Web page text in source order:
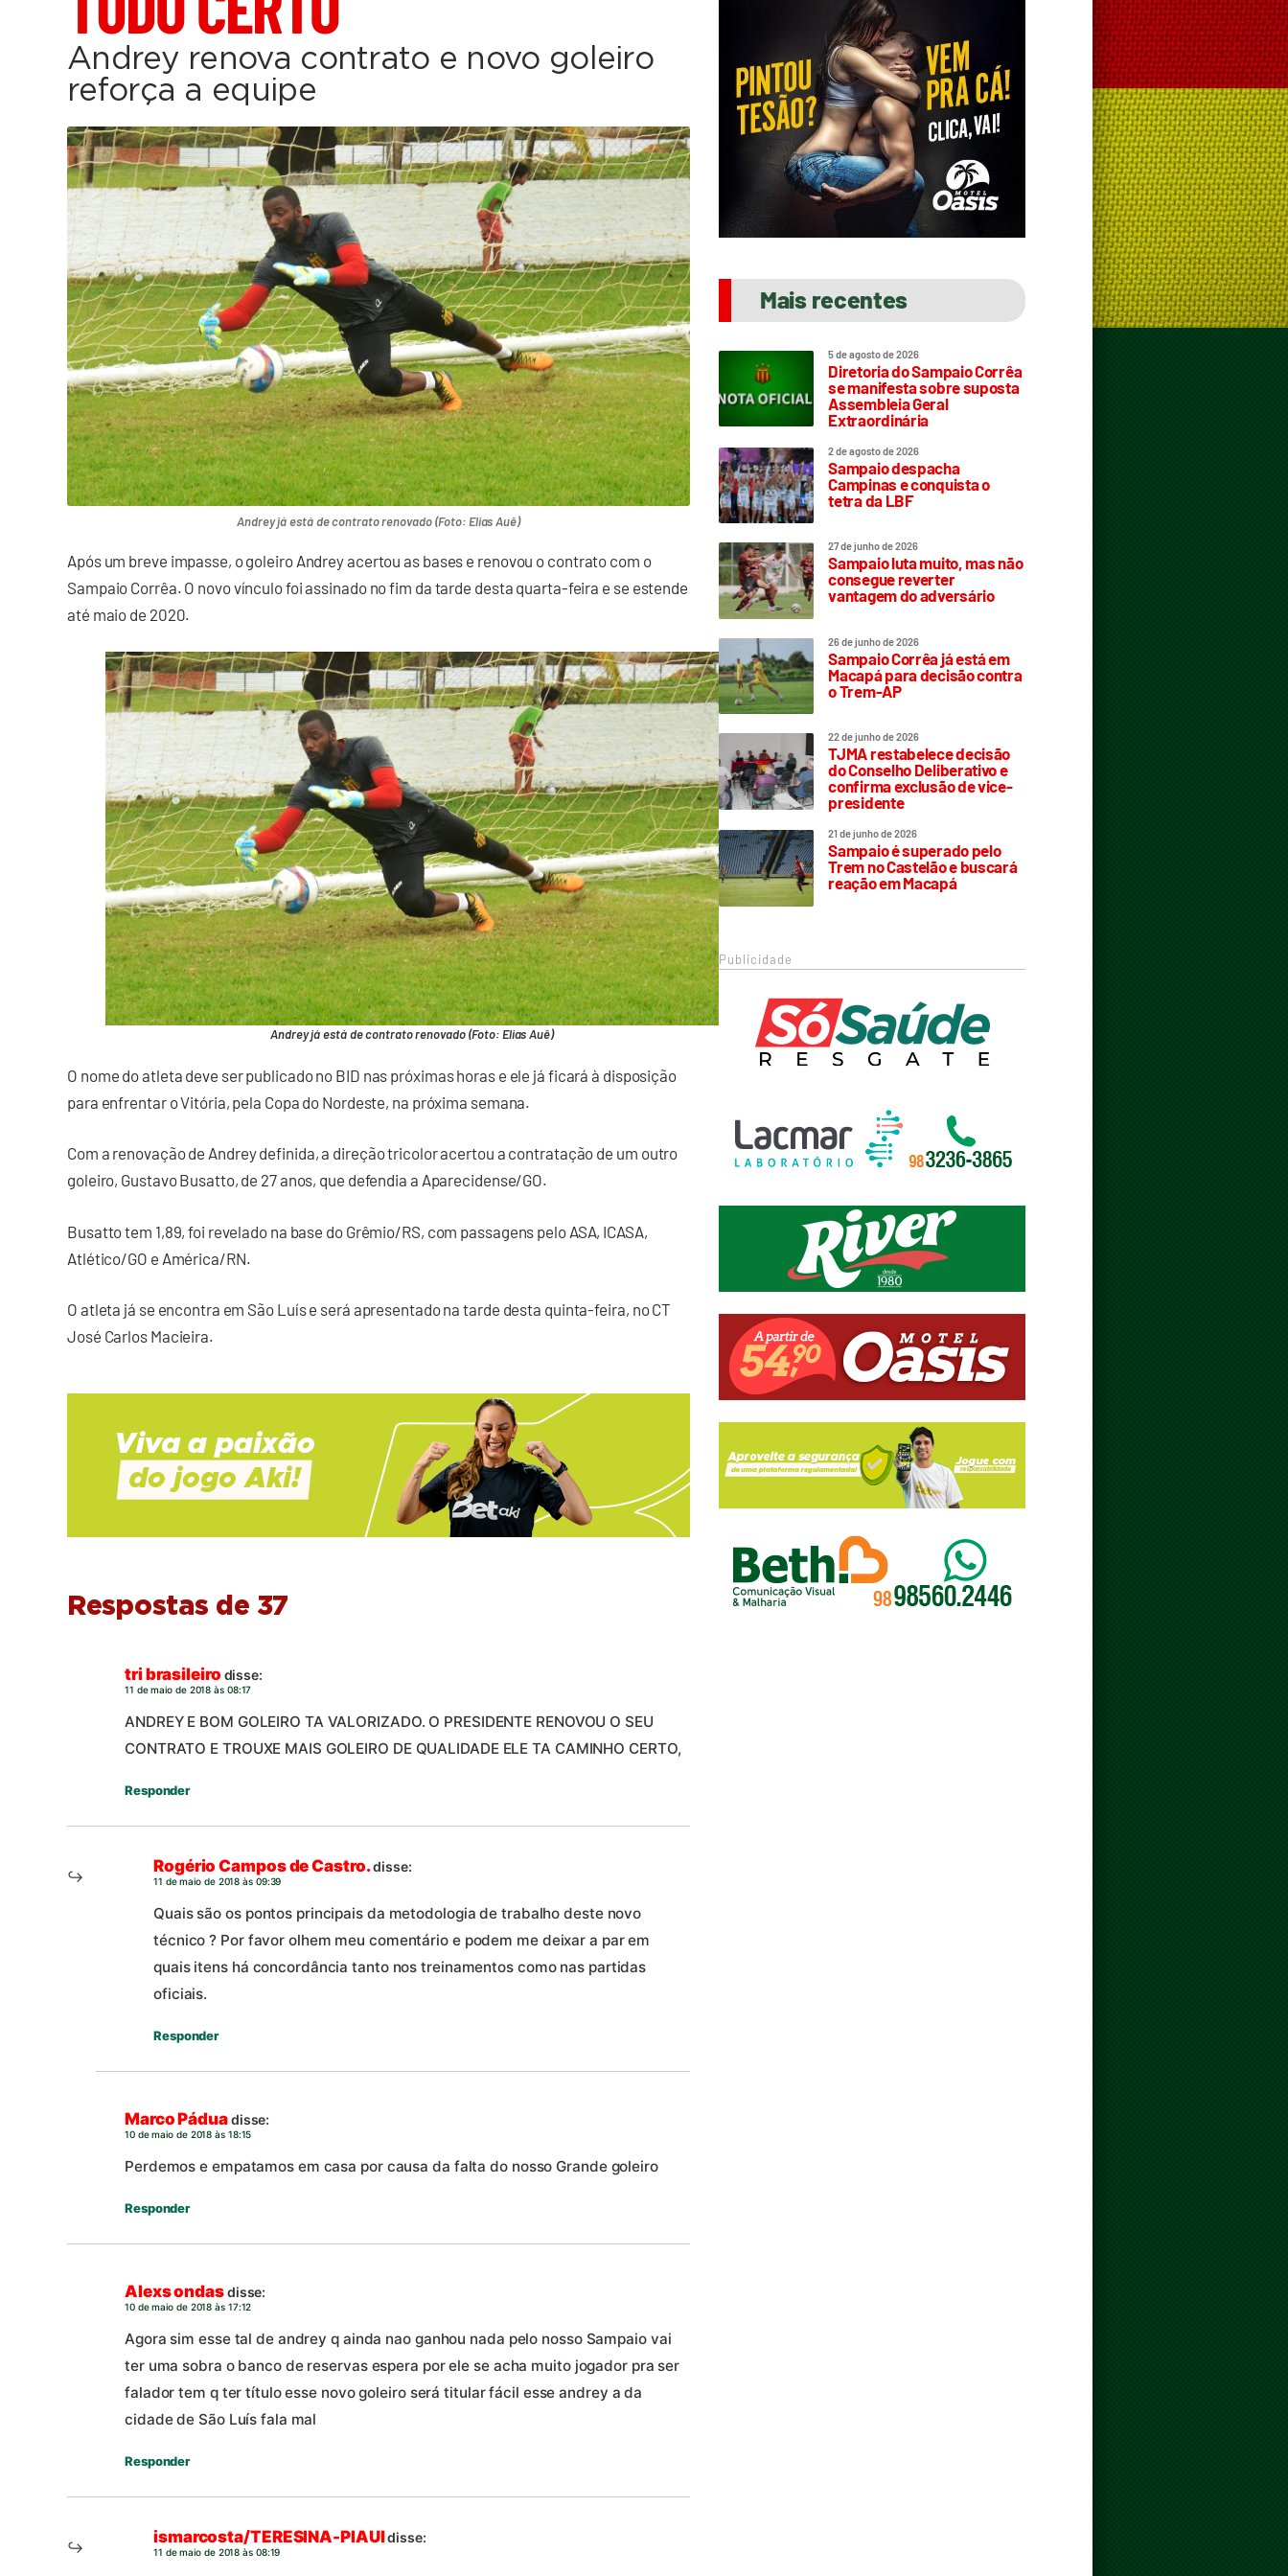
Andrey renova contrato e novo goleiro
reforça a equipe
Andrey já está de contrato renovado (Foto: Elias Auê)
Após um breve impasse, o goleiro Andrey acertou as bases e renovou o contrato com o
Sampaio Corrêa. O novo vínculo foi assinado no fim da tarde desta quarta-feira e se estende
até maio de 2020.
Andrey já está de contrato renovado (Foto: Elias Auê)
O nome do atleta deve ser publicado no BID nas próximas horas e ele já ficará à disposição
para enfrentar o Vitória, pela Copa do Nordeste, na próxima semana.
Com a renovação de Andrey definida, a direção tricolor acertou a contratação de um outro
goleiro, Gustavo Busatto, de 27 anos, que defendia a Aparecidense/GO.
Busatto tem 1,89, foi revelado na base do Grêmio/RS, com passagens pelo ASA, ICASA,
Atlético/GO e América/RN.
O atleta já se encontra em São Luís e será apresentado na tarde desta quinta-feira, no CT
José Carlos Macieira.
Respostas de 37
tri brasileiro disse:
11 de maio de 2018 às 08:17
ANDREY E BOM GOLEIRO TA VALORIZADO. O PRESIDENTE RENOVOU O SEU
CONTRATO E TROUXE MAIS GOLEIRO DE QUALIDADE ELE TA CAMINHO CERTO,
Responder
Rogério Campos de Castro.disse:
11 de maio de 2018 às 09:39
Quais são os pontos principais da metodologia de trabalho deste novo
técnico ? Por favor olhem meu comentário e podem me deixar a par em
quais itens há concordância tanto nos treinamentos como nas partidas
oficiais.
Responder
Marco Páduadisse:
10 de maio de 2018 às 18:15
Perdemos e empatamos em casa por causa da falta do nosso Grande goleiro
Responder
Alexs ondasdisse:
10 de maio de 2018 às 17:12
Agora sim esse tal de andrey q ainda nao ganhou nada pelo nosso Sampaio vai
ter uma sobra o banco de reservas espera por ele se acha muito jogador pra ser
falador tem q ter título esse novo goleiro será titular fácil esse andrey a da
cidade de São Luís fala mal
Responder
ismarcosta/TERESINA-PIAUIdisse:
11 de maio de 2018 às 08:19
Mais recentes
5 de agosto de 2026
Diretoria do Sampaio Corrêa
se manifesta sobre suposta
Assembleia Geral
Extraordinária
2 de agosto de 2026
Sampaio despacha
Campinas e conquista o
tetra da LBF
27 de junho de 2026
Sampaio luta muito, mas não
consegue reverter
vantagem do adversário
26 de junho de 2026
Sampaio Corrêa já está em
Macapá para decisão contra
o Trem-AP
22 de junho de 2026
TJMA restabelece decisão
do Conselho Deliberativo e
confirma exclusão de vice-
presidente
21 de junho de 2026
Sampaio é superado pelo
Trem no Castelão e buscará
reação em Macapá
Publicidade